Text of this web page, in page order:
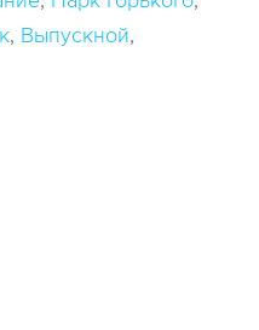
Выпускной